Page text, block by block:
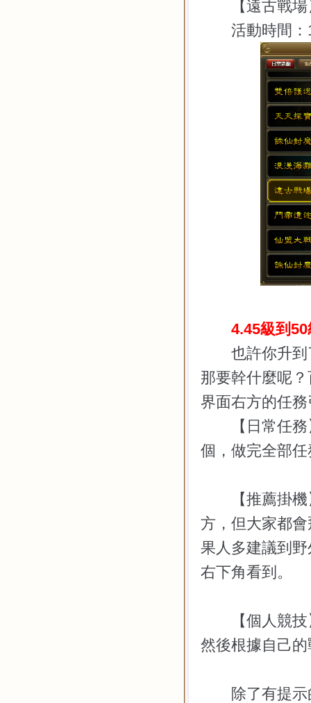
【遠古戰場
活動時間：
4.45級到 50
也許你升到
那要幹什麼呢
界面右方的任
【日常任務】
個，做完全部
【推薦掛機】
方，但大家都
果人多建議到
右下角看到。
【個人競技】
然後根據自己
除了有提示